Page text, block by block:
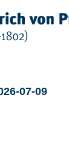
07-09